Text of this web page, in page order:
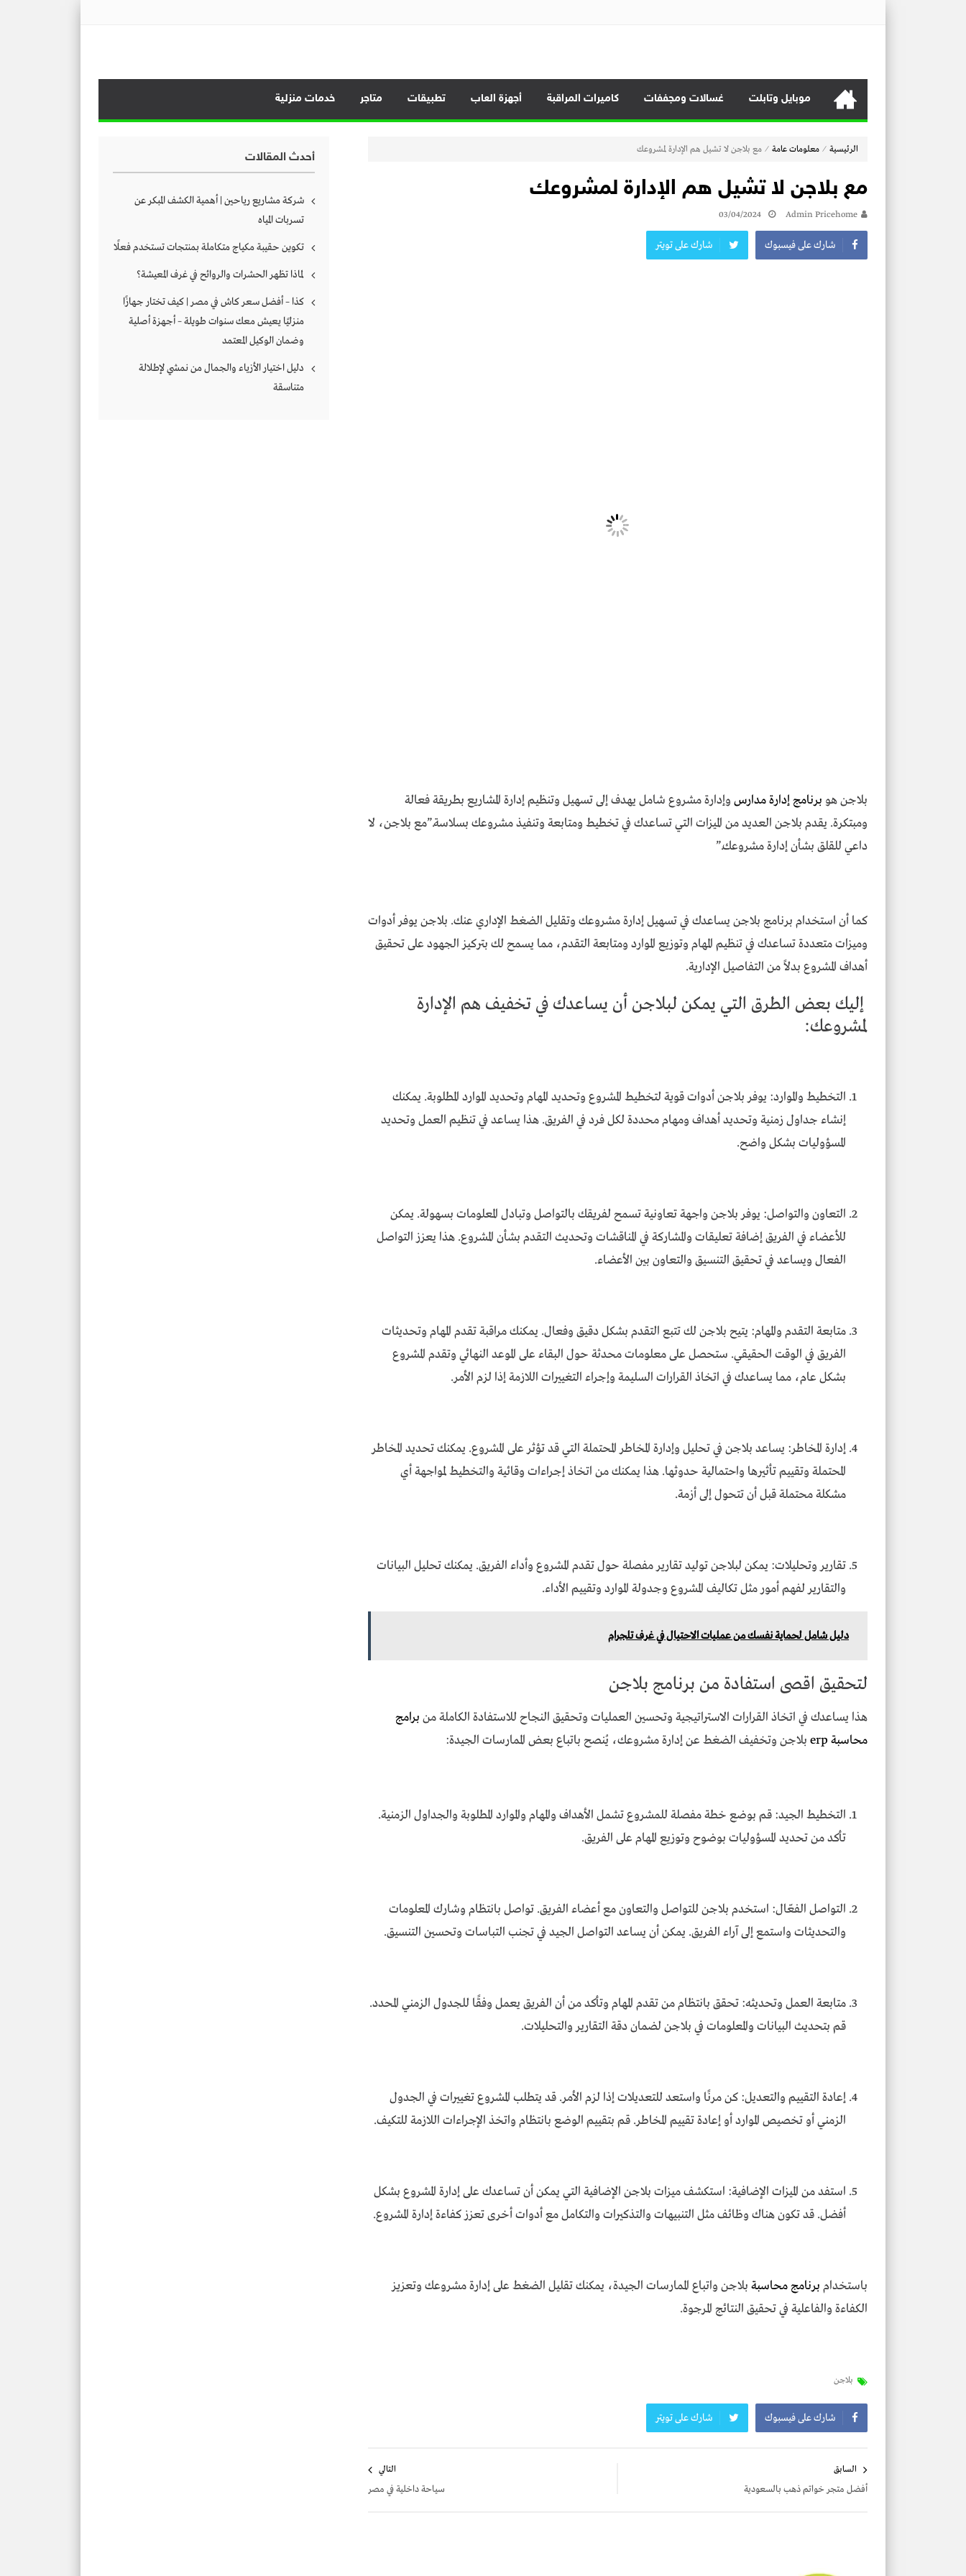
موبايل وتابلت غسالات ومجففات كاميرات المراقبة أجهزة العاب تطبيقات متاجر خدمات منزلية
الرئيسية ⁄ معلومات عامة ⁄ مع بلاجن لا تشيل هم الإدارة لمشروعك
مع بلاجن لا تشيل هم الإدارة لمشروعك
Admin Pricehome
03/04/2024
شارك على فيسبوك شارك على تويتر
بلاجن هو برنامج إدارة مدارس وإدارة مشروع شامل يهدف إلى تسهيل وتنظيم إدارة المشاريع بطريقة فعالة
ومبتكرة. يقدم بلاجن العديد من الميزات التي تساعدك في تخطيط ومتابعة وتنفيذ مشروعك بسلاسة.”مع بلاجن، لا
داعي للقلق بشأن إدارة مشروعك.”
كما أن استخدام برنامج بلاجن يساعدك في تسهيل إدارة مشروعك وتقليل الضغط الإداري عنك. بلاجن يوفر أدوات
وميزات متعددة تساعدك في تنظيم المهام وتوزيع الموارد ومتابعة التقدم، مما يسمح لك بتركيز الجهود على تحقيق
أهداف المشروع بدلاً من التفاصيل الإدارية.
إليك بعض الطرق التي يمكن لبلاجن أن يساعدك في تخفيف هم الإدارة
لمشروعك:
التخطيط والموارد: يوفر بلاجن أدوات قوية لتخطيط المشروع وتحديد المهام وتحديد الموارد المطلوبة. يمكنك
إنشاء جداول زمنية وتحديد أهداف ومهام محددة لكل فرد في الفريق. هذا يساعد في تنظيم العمل وتحديد
المسؤوليات بشكل واضح.
التعاون والتواصل: يوفر بلاجن واجهة تعاونية تسمح لفريقك بالتواصل وتبادل المعلومات بسهولة. يمكن
للأعضاء في الفريق إضافة تعليقات والمشاركة في المناقشات وتحديث التقدم بشأن المشروع. هذا يعزز التواصل
الفعال ويساعد في تحقيق التنسيق والتعاون بين الأعضاء.
متابعة التقدم والمهام: يتيح بلاجن لك تتبع التقدم بشكل دقيق وفعال. يمكنك مراقبة تقدم المهام وتحديثات
الفريق في الوقت الحقيقي. ستحصل على معلومات محدثة حول البقاء على الموعد النهائي وتقدم المشروع
بشكل عام، مما يساعدك في اتخاذ القرارات السليمة وإجراء التغييرات اللازمة إذا لزم الأمر.
إدارة المخاطر: يساعد بلاجن في تحليل وإدارة المخاطر المحتملة التي قد تؤثر على المشروع. يمكنك تحديد المخاطر
المحتملة وتقييم تأثيرها واحتمالية حدوثها. هذا يمكنك من اتخاذ إجراءات وقائية والتخطيط لمواجهة أي
مشكلة محتملة قبل أن تتحول إلى أزمة.
تقارير وتحليلات: يمكن لبلاجن توليد تقارير مفصلة حول تقدم المشروع وأداء الفريق. يمكنك تحليل البيانات
والتقارير لفهم أمور مثل تكاليف المشروع وجدولة الموارد وتقييم الأداء.
دليل شامل لحماية نفسك من عمليات الاحتيال في غرف تلجرام
لتحقيق اقصى استفادة من برنامج بلاجن
هذا يساعدك في اتخاذ القرارات الاستراتيجية وتحسين العمليات وتحقيق النجاح للاستفادة الكاملة من برامج
محاسبة erp
بلاجن وتخفيف الضغط عن إدارة مشروعك، يُنصح باتباع بعض الممارسات الجيدة:
التخطيط الجيد: قم بوضع خطة مفصلة للمشروع تشمل الأهداف والمهام والموارد المطلوبة والجداول الزمنية.
تأكد من تحديد المسؤوليات بوضوح وتوزيع المهام على الفريق.
التواصل الفعّال: استخدم بلاجن للتواصل والتعاون مع أعضاء الفريق. تواصل بانتظام وشارك المعلومات
والتحديثات واستمع إلى آراء الفريق. يمكن أن يساعد التواصل الجيد في تجنب التباسات وتحسين التنسيق.
متابعة العمل وتحديثه: تحقق بانتظام من تقدم المهام وتأكد من أن الفريق يعمل وفقًا للجدول الزمني المحدد.
قم بتحديث البيانات والمعلومات في بلاجن لضمان دقة التقارير والتحليلات.
إعادة التقييم والتعديل: كن مرنًا واستعد للتعديلات إذا لزم الأمر. قد يتطلب المشروع تغييرات في الجدول
الزمني أو تخصيص الموارد أو إعادة تقييم المخاطر. قم بتقييم الوضع بانتظام واتخذ الإجراءات اللازمة للتكيف.
استفد من الميزات الإضافية: استكشف ميزات بلاجن الإضافية التي يمكن أن تساعدك على إدارة المشروع بشكل
أفضل. قد تكون هناك وظائف مثل التنبيهات والتذكيرات والتكامل مع أدوات أخرى تعزز كفاءة إدارة المشروع.
باستخدام برنامج محاسبة بلاجن واتباع الممارسات الجيدة، يمكنك تقليل الضغط على إدارة مشروعك وتعزيز
الكفاءة والفاعلية في تحقيق النتائج المرجوة.
بلاجن
شارك على فيسبوك شارك على تويتر
المقالات
السابق
أفضل متجر خواتم ذهب بالسعودية
التالي
سياحة داخلية في مصر
أحدث المقالات
شركة مشاريع رياحين | أهمية الكشف المبكر عن
تسربات المياه
تكوين حقيبة مكياج متكاملة بمنتجات تستخدم فعلًا
لماذا تظهر الحشرات والروائح في غرف المعيشة؟
كذا – أفضل سعر كاش في مصر | كيف تختار جهازًا
منزليًا يعيش معك سنوات طويلة – أجهزة أصلية
وضمان الوكيل المعتمد
دليل اختيار الأزياء والجمال من نمشي لإطلالة
متناسقة